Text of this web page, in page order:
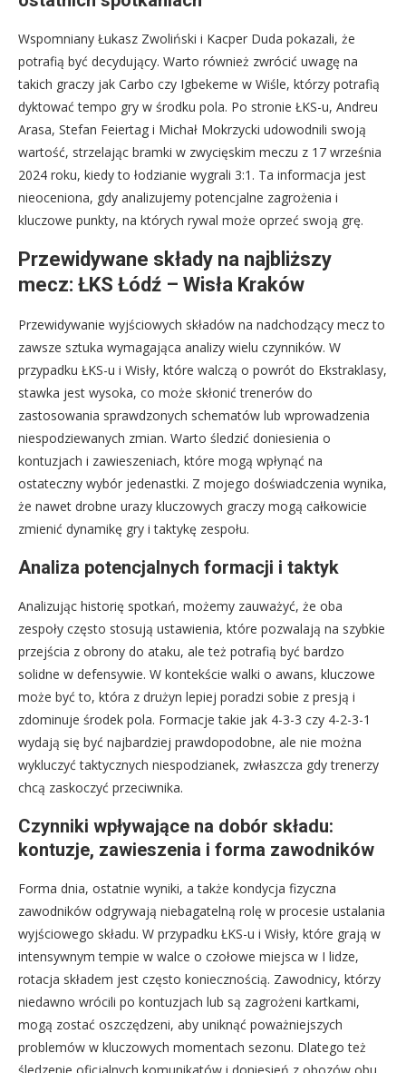
Wspomniany Łukasz Zwoliński i Kacper Duda pokazali, że
potrafią być decydujący. Warto również zwrócić uwagę na
takich graczy jak Carbo czy Igbekeme w Wiśle, którzy potrafią
dyktować tempo gry w środku pola. Po stronie ŁKS-u, Andreu
Arasa, Stefan Feiertag i Michał Mokrzycki udowodnili swoją
wartość, strzelając bramki w zwycięskim meczu z 17 września
2024 roku, kiedy to łodzianie wygrali 3:1. Ta informacja jest
nieoceniona, gdy analizujemy potencjalne zagrożenia i
kluczowe punkty, na których rywal może oprzeć swoją grę.
Przewidywane składy na najbliższy
mecz: ŁKS Łódź – Wisła Kraków
Przewidywanie wyjściowych składów na nadchodzący mecz to
zawsze sztuka wymagająca analizy wielu czynników. W
przypadku ŁKS-u i Wisły, które walczą o powrót do Ekstraklasy,
stawka jest wysoka, co może skłonić trenerów do
zastosowania sprawdzonych schematów lub wprowadzenia
niespodziewanych zmian. Warto śledzić doniesienia o
kontuzjach i zawieszeniach, które mogą wpłynąć na
ostateczny wybór jedenastki. Z mojego doświadczenia wynika,
że nawet drobne urazy kluczowych graczy mogą całkowicie
zmienić dynamikę gry i taktykę zespołu.
Analiza potencjalnych formacji i taktyk
Analizując historię spotkań, możemy zauważyć, że oba
zespoły często stosują ustawienia, które pozwalają na szybkie
przejścia z obrony do ataku, ale też potrafią być bardzo
solidne w defensywie. W kontekście walki o awans, kluczowe
może być to, która z drużyn lepiej poradzi sobie z presją i
zdominuje środek pola. Formacje takie jak 4-3-3 czy 4-2-3-1
wydają się być najbardziej prawdopodobne, ale nie można
wykluczyć taktycznych niespodzianek, zwłaszcza gdy trenerzy
chcą zaskoczyć przeciwnika.
Czynniki wpływające na dobór składu:
kontuzje, zawieszenia i forma zawodników
Forma dnia, ostatnie wyniki, a także kondycja fizyczna
zawodników odgrywają niebagatelną rolę w procesie ustalania
wyjściowego składu. W przypadku ŁKS-u i Wisły, które grają w
intensywnym tempie w walce o czołowe miejsca w I lidze,
rotacja składem jest często koniecznością. Zawodnicy, którzy
niedawno wrócili po kontuzjach lub są zagrożeni kartkami,
mogą zostać oszczędzeni, aby uniknąć poważniejszych
problemów w kluczowych momentach sezonu. Dlatego też